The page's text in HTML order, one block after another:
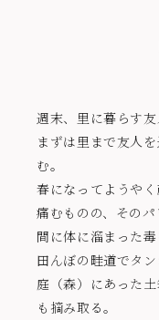
週末、里に暮らす友
まずは里まで友人
む。
春になってようや
痛むものの、その
間に体に溜まった毒
田んぼの畦道でタ
庭（森）にあった
も摘み取る。